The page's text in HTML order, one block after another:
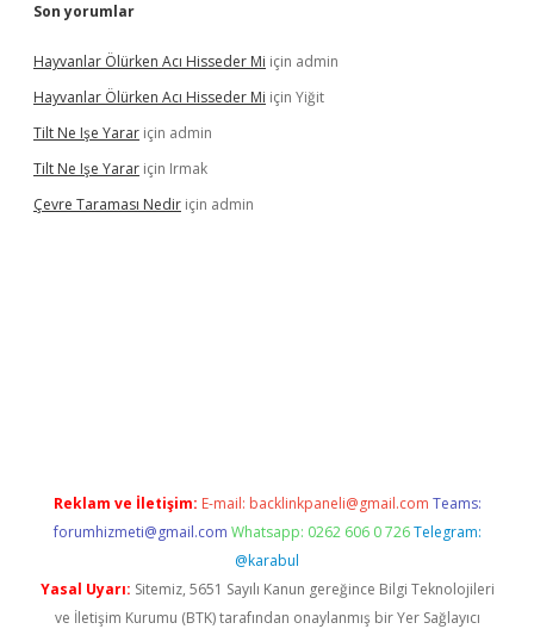
Son yorumlar
Hayvanlar Ölürken Acı Hisseder Mi için admin
Hayvanlar Ölürken Acı Hisseder Mi için Yiğit
Tilt Ne Işe Yarar için admin
Tilt Ne Işe Yarar için Irmak
Çevre Taraması Nedir için admin
Reklam ve İletişim: E-mail: backlinkpaneli@gmail.com Teams:
forumhizmeti@gmail.com Whatsapp: 0262 606 0 726 Telegram:
@karabul
Yasal Uyarı: Sitemiz, 5651 Sayılı Kanun gereğince Bilgi Teknolojileri
ve İletişim Kurumu (BTK) tarafından onaylanmış bir Yer Sağlayıcı